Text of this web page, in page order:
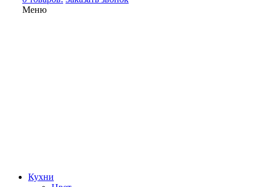
Меню
Кухни